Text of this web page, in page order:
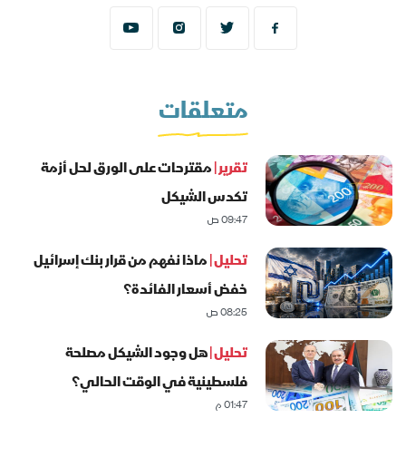
متعلقات
تقرير |مقترحات على الورق لحل أزمة
تكدس الشيكل
09:47 ص
تحليل |ماذا نفهم من قرار بنك إسرائيل
خفض أسعار الفائدة؟
08:25 ص
تحليل |هل وجود الشيكل مصلحة
فلسطينية في الوقت الحالي؟
01:47 م